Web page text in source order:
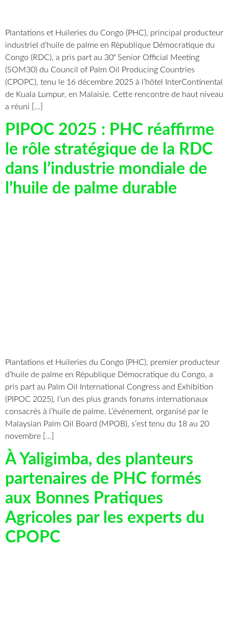
Plantations et Huileries du Congo (PHC), principal producteur
industriel d’huile de palme en République Démocratique du
Congo (RDC), a pris part au 30ᵉ Senior Official Meeting
(SOM30) du Council of Palm Oil Producing Countries
(CPOPC), tenu le 16 décembre 2025 à l’hôtel InterContinental
de Kuala Lumpur, en Malaisie. Cette rencontre de haut niveau
a réuni […]
PIPOC 2025 : PHC réaffirme
le rôle stratégique de la RDC
dans l’industrie mondiale de
l’huile de palme durable
Plantations et Huileries du Congo (PHC), premier producteur
d’huile de palme en République Démocratique du Congo, a
pris part au Palm Oil International Congress and Exhibition
(PIPOC 2025), l’un des plus grands forums internationaux
consacrés à l’huile de palme. L’événement, organisé par le
Malaysian Palm Oil Board (MPOB), s’est tenu du 18 au 20
novembre […]
À Yaligimba, des planteurs
partenaires de PHC formés
aux Bonnes Pratiques
Agricoles par les experts du
CPOPC